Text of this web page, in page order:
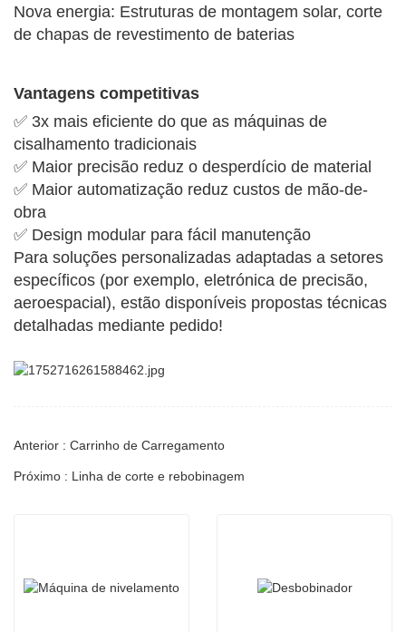
Nova energia: Estruturas de montagem solar, corte
de chapas de revestimento de baterias
Vantagens competitivas
✅ 3x mais eficiente do que as máquinas de
cisalhamento tradicionais
✅ Maior precisão reduz o desperdício de material
✅ Maior automatização reduz custos de mão-de-
obra
✅ Design modular para fácil manutenção
Para soluções personalizadas adaptadas a setores
específicos (por exemplo, eletrónica de precisão,
aeroespacial), estão disponíveis propostas técnicas
detalhadas mediante pedido!
Anterior : Carrinho de Carregamento
Próximo : Linha de corte e rebobinagem